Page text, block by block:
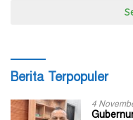
Berita Terpopuler
4